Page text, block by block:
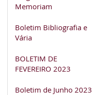
Memoriam
Boletim Bibliografia e
Vária
BOLETIM DE
FEVEREIRO 2023
Boletim de Junho 2023